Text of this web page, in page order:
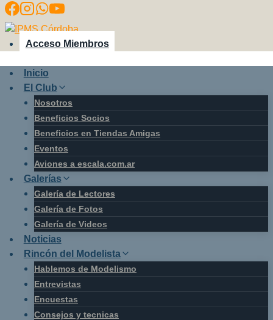
Saltar
al
contenido
Acceso Miembros
Inicio
El Club
Nosotros
Beneficios Socios
Beneficios en Tiendas Amigas
Eventos
Aviones a escala.com.ar
Galerías
Galería de Lectores
Galería de Fotos
Galería de Videos
Noticias
Rincón del Modelista
Hablemos de Modelismo
Entrevistas
Encuestas
Consejos y tecnicas